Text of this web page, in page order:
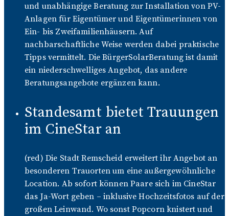
und unabhängige Beratung zur Installation von PV-
Anlagen für Eigentümer und Eigentümerinnen von
Ein- bis Zweifamilienhäusern. Auf
nachbarschaftliche Weise werden dabei praktische
Tipps vermittelt. Die BürgerSolarBeratung ist damit
ein niederschwelliges Angebot, das andere
Beratungsangebote ergänzen kann.
Standesamt bietet Trauungen
im CineStar an
(red) Die Stadt Remscheid erweitert ihr Angebot an
besonderen Trauorten um eine außergewöhnliche
Location. Ab sofort können Paare sich im CineStar
das Ja-Wort geben – inklusive Hochzeitsfotos auf der
großen Leinwand. Wo sonst Popcorn knistert und